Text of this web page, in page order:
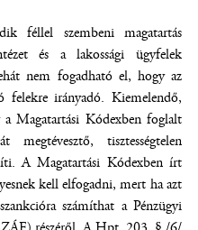
féllel szembeni magatartás
és a lakossági ügyfelek
nem fogadható el, hogy az
felekre irányadó. Kiemelendő,
Magatartási Kódexben foglalt
tisztességtelen
A Magatartási Kódexben írt
kell elfogadni, mert ha azt
számíthat a Pénzügyi